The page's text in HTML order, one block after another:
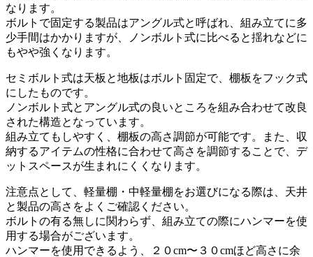
なります。
ボルトで固定する製品はアングル式と呼ばれ、組み立てに多
少手間はかかりますが、ノンボルト式に比べると揺れなどに
もやや強くなります。
セミボルト式は天板と地板はボルト固定で、棚板をフック式
にしたものです。
ノンボルト式とアングル式の良いところを組み合わせて改良
された構造となっています。
組み立てもしやすく、棚板の高さ調節が可能です。また、収
納するアイテムの性格に合わせて高さを調節することで、デ
ットスペースが生まれにくくなります。
注意点として、軽量棚・中軽量棚をお選びになる際は、天井
と製品の高さをよくご確認ください。
ボルトの有る無しに関わらず、組み立ての際にハンマーを使
用する場合がございます。
ハンマーを使用できるよう、２０cm〜３０cmほど高さに余